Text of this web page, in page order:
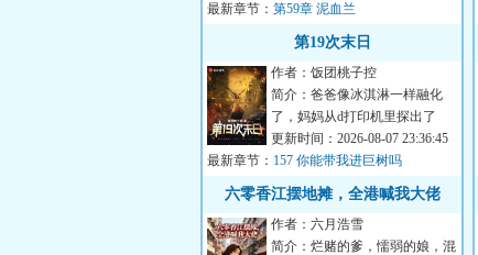
界...
最新章节： 第59章 泥血兰
第19次末日
作者：饭团桃子控
简介：爸爸像冰淇淋一样融化
了，妈妈从d打印机里探出了
头。怪物在街市上狂欢，人类躲
进黑色...
更新时间：2026-08-07 23:36:45
最新章节： 157 你能带我进巨树吗
六零香江摆地摊，全港喊我大佬
作者：六月浩雪
简介：烂赌的爹，懦弱的娘，混